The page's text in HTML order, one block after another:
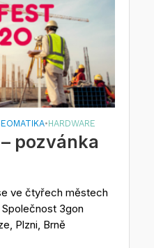
•HARDWARE
pozvánka
ve čtyřech městech
3gon
Plzni, Brně